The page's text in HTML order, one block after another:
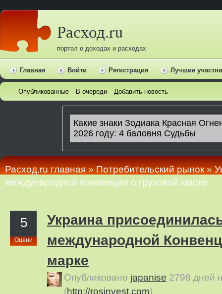
Расход.ru
портал о доходах и расходах
Главная Войти Регистрация Лучшие
Опубликованные В очереди Добавить новость
Расход.ru главная»Потребительский рынок»
международной Конвенции о грузовой марке
5
Оцени
Украина
международной
марке
Опубликовано japanise 2798 дней
(http://rosinvest.com)